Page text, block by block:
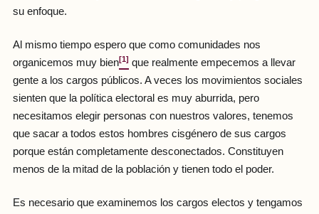
su enfoque.
Al mismo tiempo espero que como comunidades nos
organicemos muy bien[1] que realmente empecemos a llevar
gente a los cargos públicos. A veces los movimientos sociales
sienten que la política electoral es muy aburrida, pero
necesitamos elegir personas con nuestros valores, tenemos
que sacar a todos estos hombres cisgénero de sus cargos
porque están completamente desconectados. Constituyen
menos de la mitad de la población y tienen todo el poder.
Es necesario que examinemos los cargos electos y tengamos